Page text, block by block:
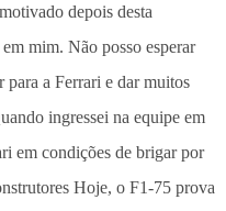
depois desta
mim. Não posso esperar
para a Ferrari e dar muitos
ingressei na equipe em
em condições de brigar por
Hoje, o F1-75 prova